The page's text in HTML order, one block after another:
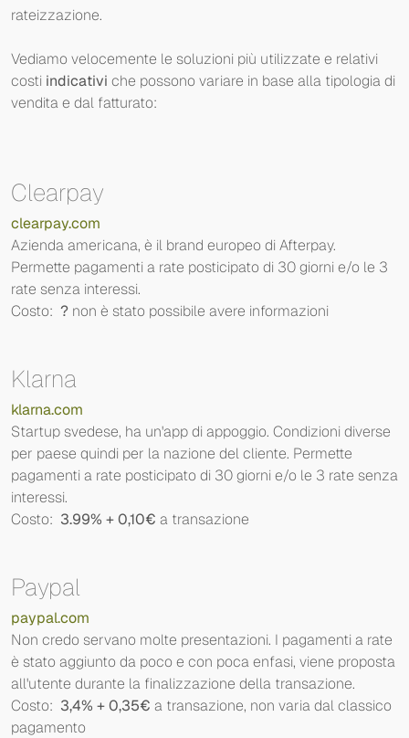
rateizzazione.
Vediamo velocemente le soluzioni più utilizzate e relativi
costi indicativi che possono variare in base alla tipologia di
vendita e dal fatturato:
Clearpay
clearpay.com
Azienda americana, è il brand europeo di Afterpay.
Permette pagamenti a rate posticipato di 30 giorni e/o le 3
rate senza interessi.
Costo: ? non è stato possibile avere informazioni
Klarna
klarna.com
Startup svedese, ha un'app di appoggio. Condizioni diverse
per paese quindi per la nazione del cliente. Permette
pagamenti a rate posticipato di 30 giorni e/o le 3 rate senza
interessi.
Costo: 3.99% + 0,10€ a transazione
Paypal
paypal.com
Non credo servano molte presentazioni. I pagamenti a rate
è stato aggiunto da poco e con poca enfasi, viene proposta
all'utente durante la finalizzazione della transazione.
Costo: 3,4% + 0,35€ a transazione, non varia dal classico
pagamento